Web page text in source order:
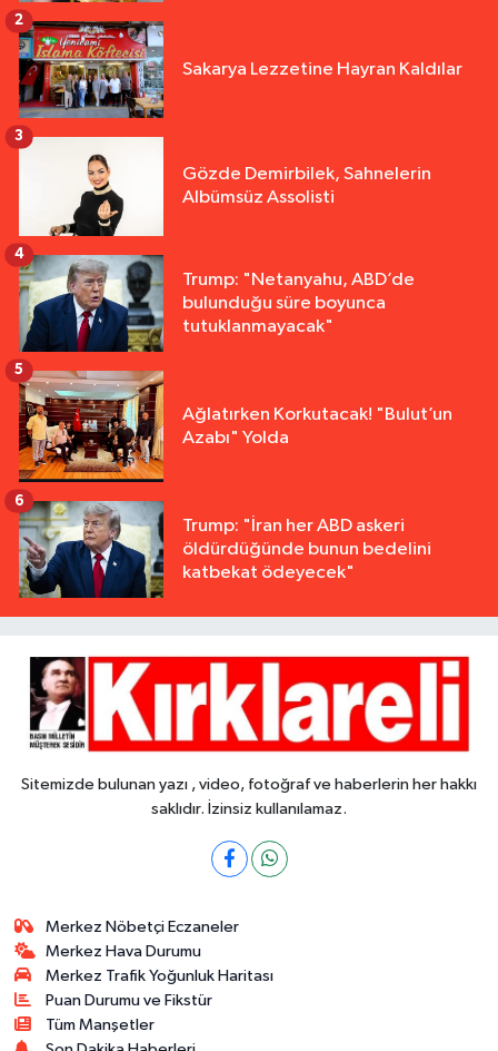
Sakarya Lezzetine Hayran Kaldılar
2
Gözde Demirbilek, Sahnelerin
Albümsüz Assolisti
3
Trump: "Netanyahu, ABD’de
bulunduğu süre boyunca
tutuklanmayacak"
4
Ağlatırken Korkutacak! "Bulut’un
Azabı" Yolda
5
Trump: "İran her ABD askeri
öldürdüğünde bunun bedelini
katbekat ödeyecek"
6
Sitemizde bulunan yazı , video, fotoğraf ve haberlerin her hakkı
saklıdır. İzinsiz kullanılamaz.
Merkez Nöbetçi Eczaneler
Merkez Hava Durumu
Merkez Trafik Yoğunluk Haritası
Puan Durumu ve Fikstür
Tüm Manşetler